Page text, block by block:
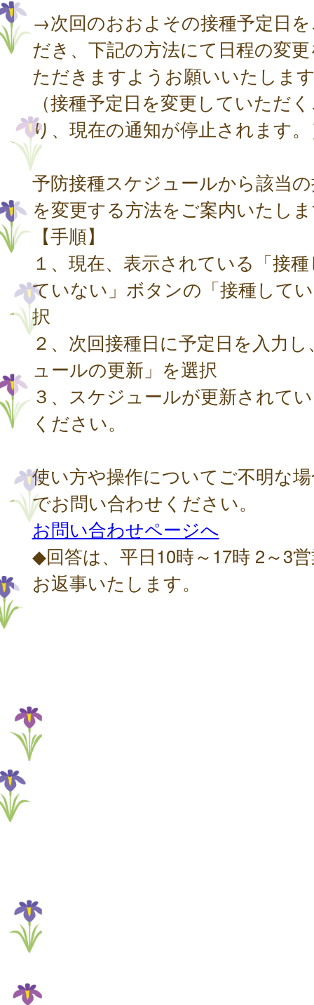
→次回のおおよその接種予定日
だき、下記の方法にて日程の変
ただきますようお願いいたしま
（接種予定日を変更していただ
り、現在の通知が停止されます
予防接種スケジュールから該当
を変更する方法をご案内いたし
【手順】
１、現在、表示されている「接
ていない」ボタンの「接種して
択
２、次回接種日に予定日を入力
ュールの更新」を選択
３、スケジュールが更新されて
ください。
使い方や操作についてご不明な
でお問い合わせください。
お問い合わせページへ
◆回答は、平日10時～17時 2～3
お返事いたします。